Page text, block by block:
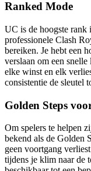
Ranked Mode
UC is de hoogste
professionele Clash
bereiken. Je hebt een
verslaan om een
elke winst en elk
consistentie de sleutel
Golden Steps
Om spelers te helpen
bekend als de Golden
geen voortgang
tijdens je klim naar de